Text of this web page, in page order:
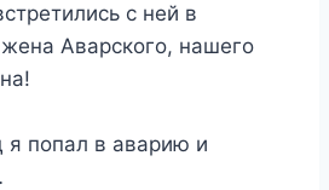
с ней в
Аварского, нашего
я попал в аварию и